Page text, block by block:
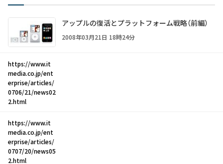
アップルの復活とプラットフォーム戦略（前編）
2008年03月21日 18時24分
https://www.it
media.co.jp/ent
erprise/articles/
0706/21/news02
2.html
https://www.it
media.co.jp/ent
erprise/articles/
0707/20/news05
2.html